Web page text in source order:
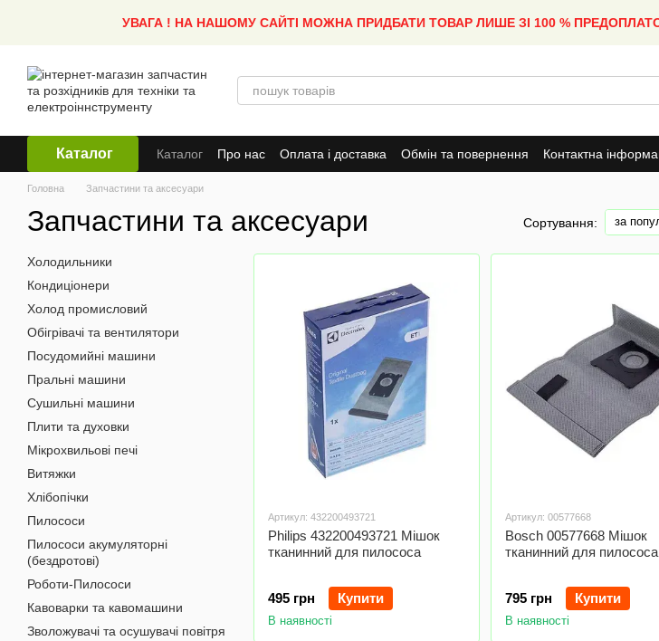
УВАГА ! НА НАШОМУ САЙТІ МОЖНА ПРИДБАТИ ТОВАР ЛИШЕ ЗІ 100 %
Каталог Каталог Про нас Оплата і доставка Обмін та повернення Контактна
Головна Запчастини та аксесуари
Запчастини та аксесуари Сортування: за
Артикул: 432200493721
Philips 432200493721 Мішок
тканинний для пилососа
495 грн Купити
В наявності
Артикул: 00577668
Bosch 00577668 Мішок
тканинний для пилососа
795 грн Купити
В наявності
Холодильники
Кондиціонери
Холод промисловий
Обігрівачі та вентилятори
Посудомийні машини
Пральні машини
Сушильні машини
Плити та духовки
Мікрохвильові печі
Витяжки
Хлібопічки
Пилососи
Пилососи акумуляторні
(бездротові)
Роботи-Пилососи
Кавоварки та кавомашини
Зволожувачі та осушувачі повітря